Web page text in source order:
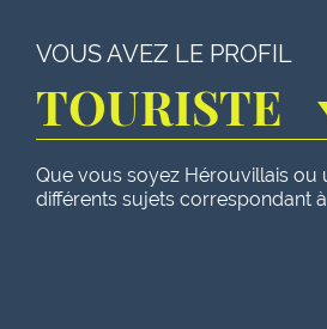
VOUS AVEZ LE PROFIL
TOURISTE
Que vous soyez Hérouvillais
différents sujets correspondant